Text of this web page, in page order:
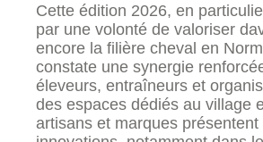
Cette édition 2026, en
par une volonté de valoriser
encore la filière cheval en
constate une synergie
éleveurs, entraîneurs et
des espaces dédiés au village
artisans et marques présentent